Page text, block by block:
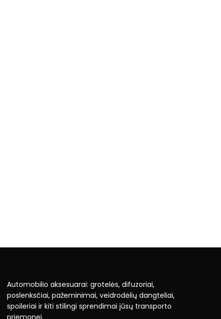
Automobilio aksesuarai: grotelės, difuzoriai,
poslenksčiai, pažeminimai, veidrodėlių dangteliai,
spoileriai ir kiti stilingi sprendimai jūsų transporto
priemonei.